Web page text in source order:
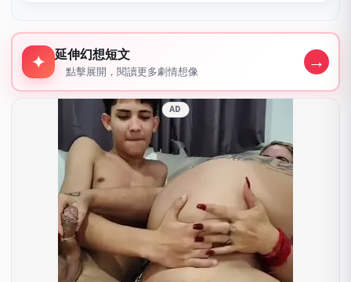
延伸幻想短文
✦ 延伸幻想短文
點擊展開，閱讀更多劇情想像 →
AD